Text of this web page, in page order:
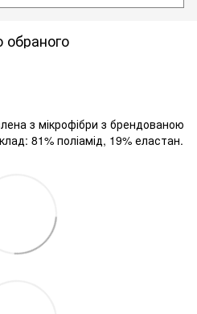
обраного
​​з мікрофібри з брендованою
81% поліамід, 19% еластан.